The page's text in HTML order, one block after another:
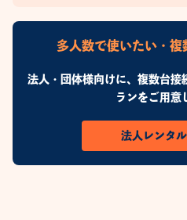
多人数で使いたい・複
法人・団体様向けに、複数台接
ランをご用意
法人レンタ